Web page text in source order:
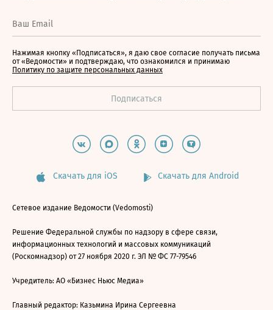
Нажимая кнопку «Подписаться», я даю свое согласие получать письма
от «Ведомости» и подтверждаю, что ознакомился и принимаю
Политику по защите персональных данных
Скачать для iOS Скачать для Android
Сетевое издание Ведомости (Vedomosti)
Решение Федеральной службы по надзору в сфере связи,
информационных технологий и массовых коммуникаций
(Роскомнадзор) от 27 ноября 2020 г. ЭЛ № ФС 77-79546
Учредитель: АО «Бизнес Ньюс Медиа»
Главный редактор: Казьмина Ирина Сергеевна